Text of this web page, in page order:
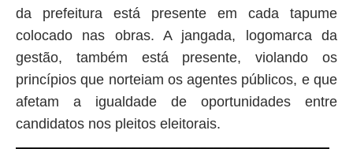
da prefeitura está presente em cada tapume
colocado nas obras. A jangada, logomarca da
gestão, também está presente, violando os
princípios que norteiam os agentes públicos, e que
afetam a igualdade de oportunidades entre
candidatos nos pleitos eleitorais.